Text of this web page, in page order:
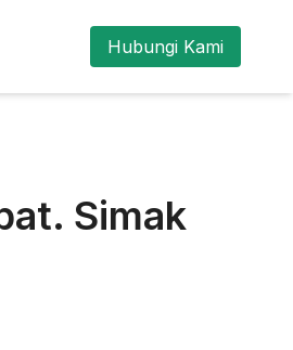
Hubungi Kami
Simak